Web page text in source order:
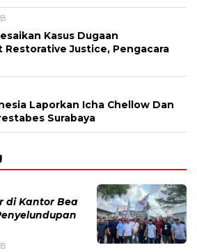
Kasus Dugaan
Restorative Justice, Pengacara
Laporkan Icha Chellow Dan
Surabaya
di Kantor Bea